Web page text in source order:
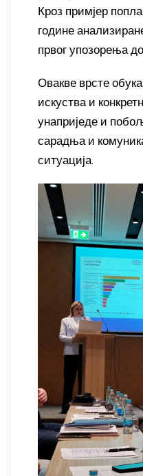
Кроз примјер
године
првог упозорења
Овакве врсте
искуства и
унаприједе и
сарадња и
ситуација.